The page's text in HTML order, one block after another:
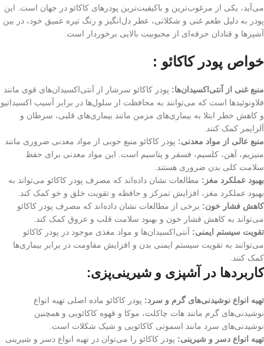
می‌آید، یکی از مرغوب‌ترین و باکیفیت‌ترین پودرهای کاکائو در جهان است. این
پودر به دلیل طعم غنی و شکلاتی، عطر دل‌انگیز و رنگ تیره عمیق خود، در بین
آشپزها و قنادان حرفه‌ای از محبوبیت بالایی برخوردار است.
خواص پودر کاکائو :
منبع غنی از آنتی‌اکسیدان‌ها: پودر کاکائو سرشار از آنتی‌اکسیدان‌های قوی مانند
فلاونوئیدها است که می‌توانند به محافظت از سلول‌ها در برابر آسیب اکسیداتیو
و کاهش خطر ابتلا به بیماری‌های مزمن مانند بیماری‌های قلبی، سرطان و
آلزایمر کمک کنند.
منبع عالی از مواد معدنی: پودر کاکائو منبع خوبی از مواد معدنی ضروری مانند
منیزیم، آهن، کلسیم، فسفر و پتاسیم است. این مواد معدنی برای حفظ
سلامت کلی بدن ضروری هستند.
بهبود عملکرد مغز: مطالعات نشان داده‌اند که مصرف پودر کاکائو می‌تواند به
بهبود عملکرد مغز، افزایش تمرکز و حافظه و تقویت خلق و خو کمک کند.
کاهش فشار خون: برخی از مطالعات نشان داده‌اند که مصرف پودر کاکائو
می‌تواند به کاهش فشار خون و بهبود سلامت قلب و عروق کمک کند.
تقویت سیستم ایمنی: آنتی‌اکسیدان‌ها و مواد مغذی موجود در پودر کاکائو
می‌توانند به تقویت سیستم ایمنی بدن و افزایش مقاومت در برابر بیماری‌ها
کمک کنند.
کاربردها در آشپزی و شیرینی‌پزی:
تهیه انواع نوشیدنی‌های گرم و سرد: پودر کاکائو ماده اصلی تهیه انواع
نوشیدنی‌های گرم مانند هات چاکلت، موکا و قهوه کاکائویی و همچنین
نوشیدنی‌های سرد مانند اسموتی کاکائویی و شیک شکلات است.
تهیه انواع دسر و شیرینی: پودر کاکائو را می‌توان در تهیه انواع دسر و شیرینی